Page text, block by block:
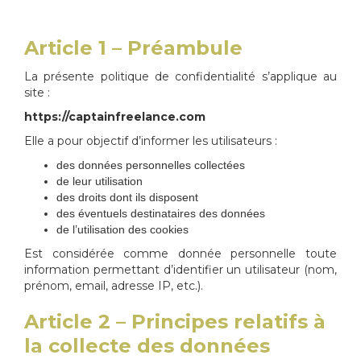
Article 1 – Préambule
La présente politique de confidentialité s’applique au
site :
https://captainfreelance.com
Elle a pour objectif d’informer les utilisateurs :
des données personnelles collectées
de leur utilisation
des droits dont ils disposent
des éventuels destinataires des données
de l’utilisation des cookies
Est considérée comme donnée personnelle toute
information permettant d’identifier un utilisateur (nom,
prénom, email, adresse IP, etc.).
Article 2 – Principes relatifs à
la collecte des données